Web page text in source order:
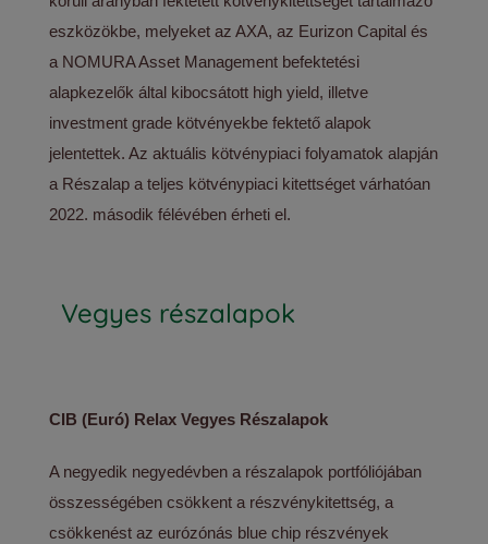
eszközökbe, melyeket az AXA, az Eurizon Capital és
a NOMURA Asset Management befektetési
alapkezelők által kibocsátott high yield, illetve
investment grade kötvényekbe fektető alapok
jelentettek. Az aktuális kötvénypiaci folyamatok alapján
a Részalap a teljes kötvénypiaci kitettséget várhatóan
2022. második félévében érheti el.
Vegyes részalapok
CIB (Euró) Relax Vegyes Részalapok
A negyedik negyedévben a részalapok portfóliójában
összességében csökkent a részvénykitettség, a
csökkenést az eurózónás blue chip részvények